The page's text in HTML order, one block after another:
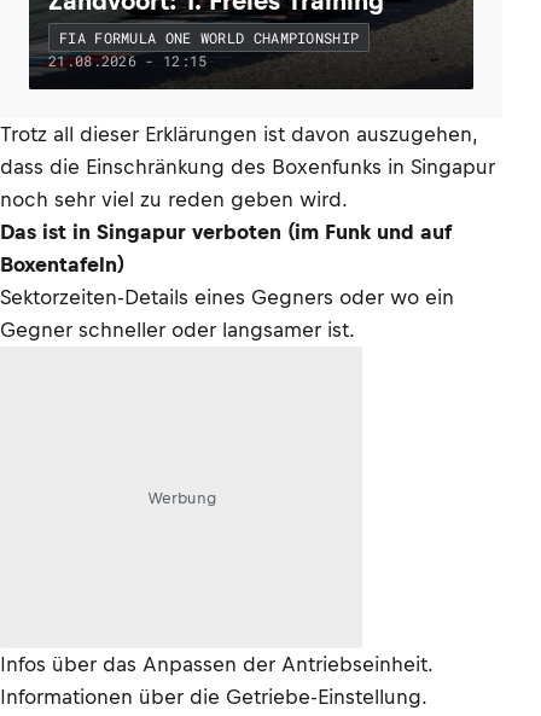
FIA FORMULA ONE WORLD CHAMPIONSHIP
21.08.2026 - 12:15
Trotz all dieser Erklärungen ist davon auszugehen,
dass die Einschränkung des Boxenfunks in Singapur
noch sehr viel zu reden geben wird.
Das ist in Singapur verboten (im Funk und auf
Boxentafeln)
Sektorzeiten-Details eines Gegners oder wo ein
Gegner schneller oder langsamer ist.
Werbung
Infos über das Anpassen der Antriebseinheit.
Informationen über die Getriebe-Einstellung.